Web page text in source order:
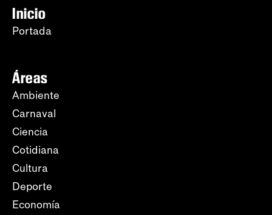
Inicio
Portada
Áreas
Ambiente
Carnaval
Ciencia
Cotidiana
Cultura
Deporte
Economía